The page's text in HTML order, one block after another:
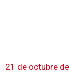
21 de octubre